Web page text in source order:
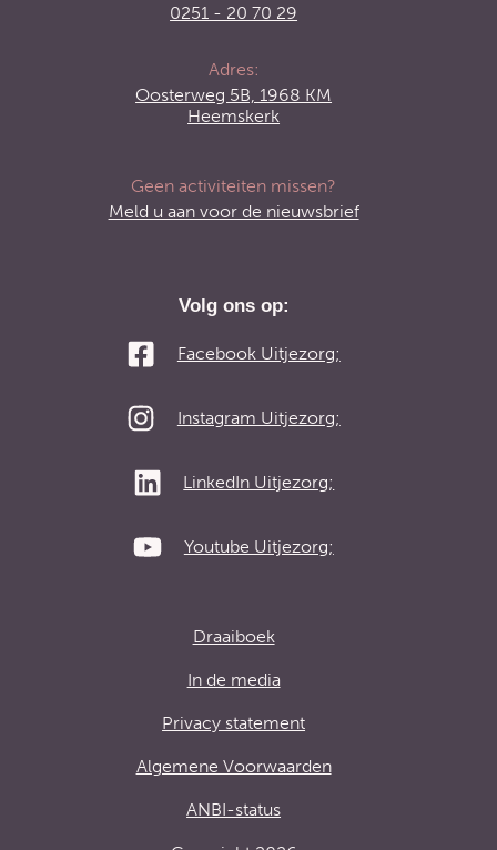
0251 - 20 70 29
Adres:
Oosterweg 5B, 1968 KM
Heemskerk
Geen activiteiten missen?
Meld u aan voor de nieuwsbrief
Volg ons op:
Facebook Uitjezorg;
Instagram Uitjezorg;
LinkedIn Uitjezorg;
Youtube Uitjezorg;
Draaiboek
In de media
Privacy statement
Algemene Voorwaarden
ANBI-status